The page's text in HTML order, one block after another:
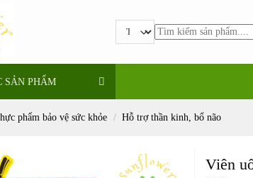
Tìm
kiếm:
SẢN PHẨM
phẩm bảo vệ sức khỏe / Hỗ trợ thần kinh, bổ não
Viên